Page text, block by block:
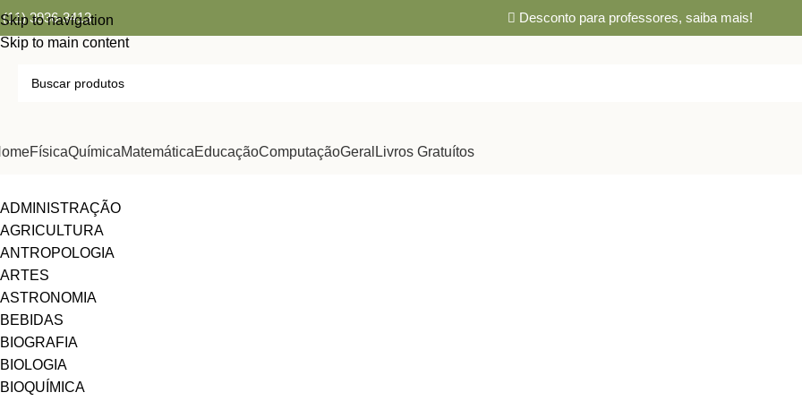
Skip to navigation
Skip to main content
(11) 3936-3413 Desconto para professores, saiba mais!
FísicaQuímicaMatemáticaEducaçãoComputaçãoGeral Livros Gratuítos
ADMINISTRAÇÃO
AGRICULTURA
ANTROPOLOGIA
ARTES
ASTRONOMIA
BEBIDAS
BIOGRAFIA
BIOLOGIA
BIOQUÍMICA